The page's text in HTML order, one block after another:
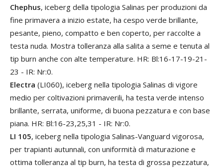
Chephus, iceberg della tipologia Salinas per produzioni da
fine primavera a inizio estate, ha cespo verde brillante,
pesante, pieno, compatto e ben coperto, per raccolte a
testa nuda. Mostra tolleranza alla salita a seme e tenuta al
tip burn anche con alte temperature. HR: Bl:16-17-19-21-
23 - IR: Nr:0.
Electra (LI060), iceberg nella tipologia Salinas di vigore
medio per coltivazioni primaverili, ha testa verde intenso
brillante, serrata, uniforme, di buona pezzatura e con base
piana. HR: Bl:16-23,25,31 - IR: Nr:0.
LI 105, iceberg nella tipologia Salinas-Vanguard vigorosa,
per trapianti autunnali, con uniformità di maturazione e
ottima tolleranza al tip burn, ha testa di grossa pezzatura,